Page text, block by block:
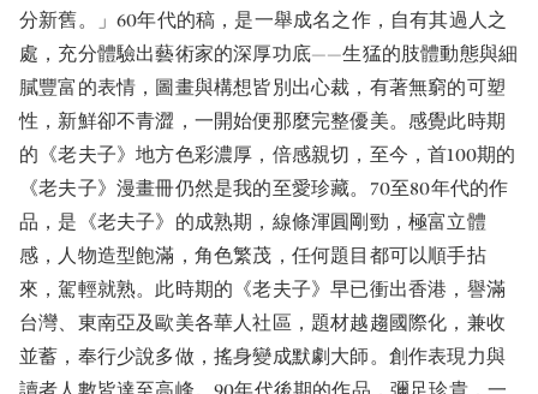
分新舊。」60年代的稿，是一舉成名之作，自有其過人之
處，充分體驗出藝術家的深厚功底——生猛的肢體動態與細
膩豐富的表情，圖畫與構想皆別出心裁，有著無窮的可塑
性，新鮮卻不青澀，一開始便那麼完整優美。感覺此時期
的《老夫子》地方色彩濃厚，倍感親切，至今，首100期的
《老夫子》漫畫冊仍然是我的至愛珍藏。70至80年代的作
品，是《老夫子》的成熟期，線條渾圓剛勁，極富立體
感，人物造型飽滿，角色繁茂，任何題目都可以順手拈
來，駕輕就熟。此時期的《老夫子》早已衝出香港，譽滿
台灣、東南亞及歐美各華人社區，題材越趨國際化，兼收
並蓄，奉行少說多做，搖身變成默劇大師。創作表現力與